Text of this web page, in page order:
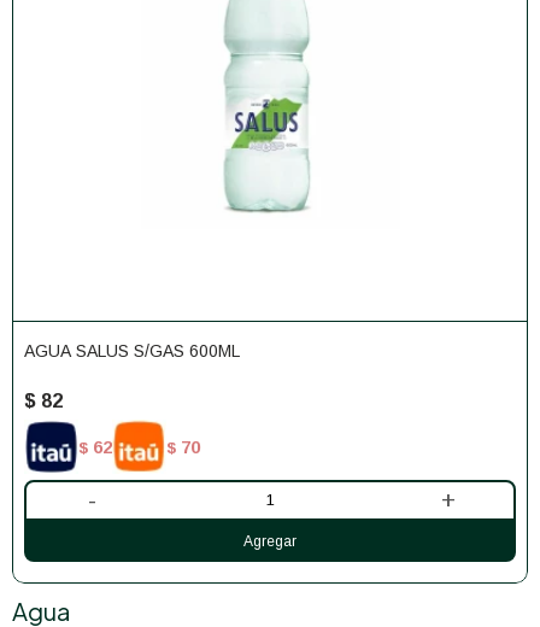
AGUA SALUS S/GAS 600ML
$ 82
$ 62 $ 70
- +
Agua